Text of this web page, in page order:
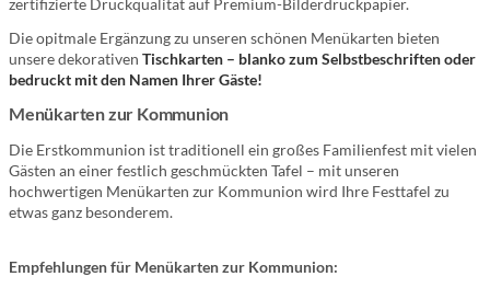
zertifizierte Druckqualität auf Premium-Bilderdruckpapier.
Die opitmale Ergänzung zu unseren schönen Menükarten bieten
unsere dekorativen Tischkarten – blanko zum Selbstbeschriften oder
bedruckt mit den Namen Ihrer Gäste!
Menükarten zur Kommunion
Die Erstkommunion ist traditionell ein großes Familienfest mit vielen
Gästen an einer festlich geschmückten Tafel – mit unseren
hochwertigen Menükarten zur Kommunion wird Ihre Festtafel zu
etwas ganz besonderem.
Empfehlungen für Menükarten zur Kommunion: